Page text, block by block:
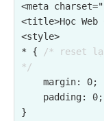
<meta
<title>Học
<style>
* {
/* reset lại
*/